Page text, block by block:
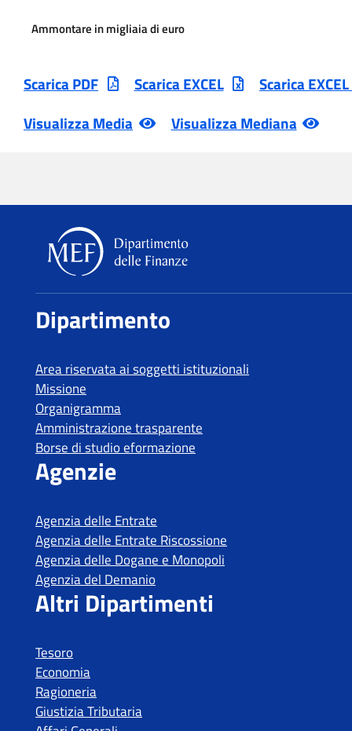
Ammontare in migliaia di euro
Tesoro
Economia
Ragioneria
Giustizia Tributaria